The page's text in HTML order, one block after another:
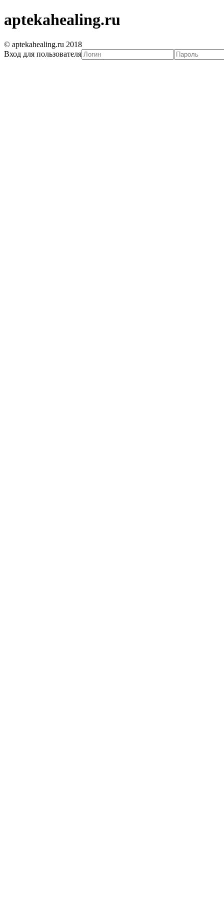
aptekahealing.ru
© aptekahealing.ru 2018
Вход для пользователя